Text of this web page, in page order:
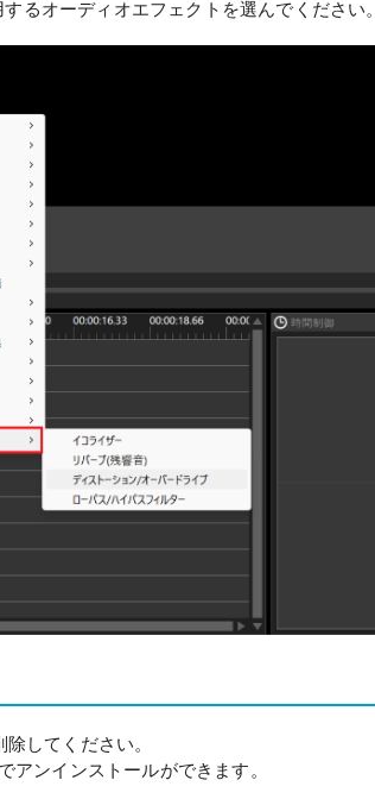
るオーディオエフェクトを選んでください。
してください。
ンインストールができます。